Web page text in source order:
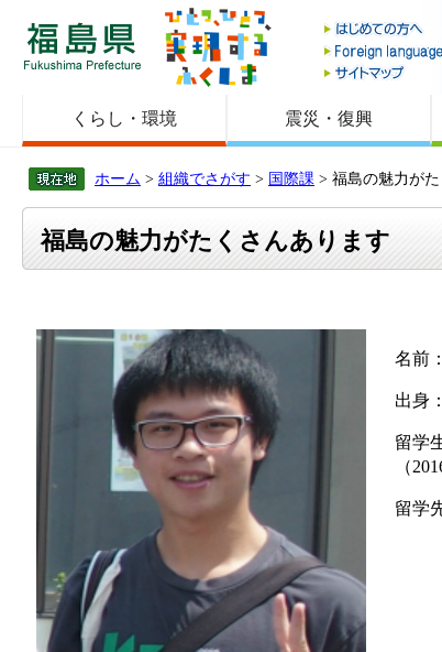
福島県
くらし・環境 震災・復興
ホーム > 組織でさがす > 国際課 > 福島の魅力が
福島の魅力がたくさんあります
名前
出身
留学
（
留学